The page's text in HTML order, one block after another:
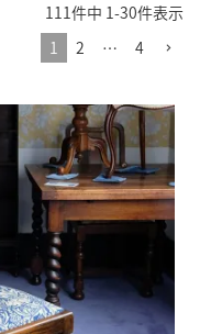
111件中 1-30件表示
1
2 … 4